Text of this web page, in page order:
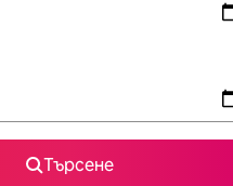
Търсене